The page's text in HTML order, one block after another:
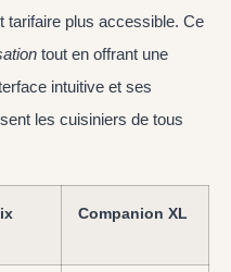
tarifaire plus accessible. Ce
tout en offrant une
intuitive et ses
les cuisiniers de tous
Companion XL